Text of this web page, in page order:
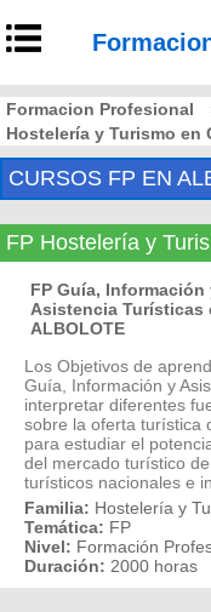
Formacion Profesional
Hostelería y Turismo en
CURSOS FP EN
FP Hostelería y
FP Guía, Información
Asistencia Turísticas
ALBOLOTE
Los Objetivos de
Guía, Información y
interpretar diferentes
sobre la oferta turística
para estudiar el
del mercado turístico
turísticos nacionales e
Familia: Hostelería y
Temática: FP
Nivel: Formación
Duración: 2000 horas